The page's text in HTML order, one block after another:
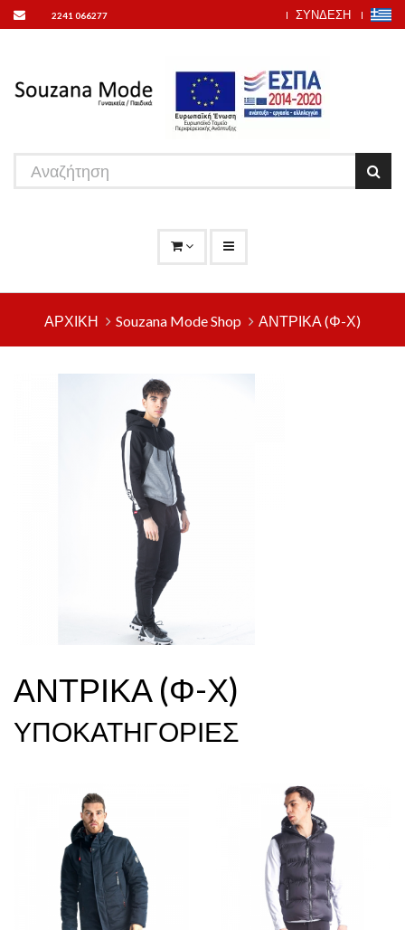
2241 066277 ΣΥΝΔΕΣΗ
ΑΡΧΙΚΗ Souzana Mode Shop ΑΝΤΡΙΚΑ (Φ-Χ)
ΑΝΤΡΙΚΑ (Φ-Χ)
ΥΠΟΚΑΤΗΓΟΡΙΕΣ